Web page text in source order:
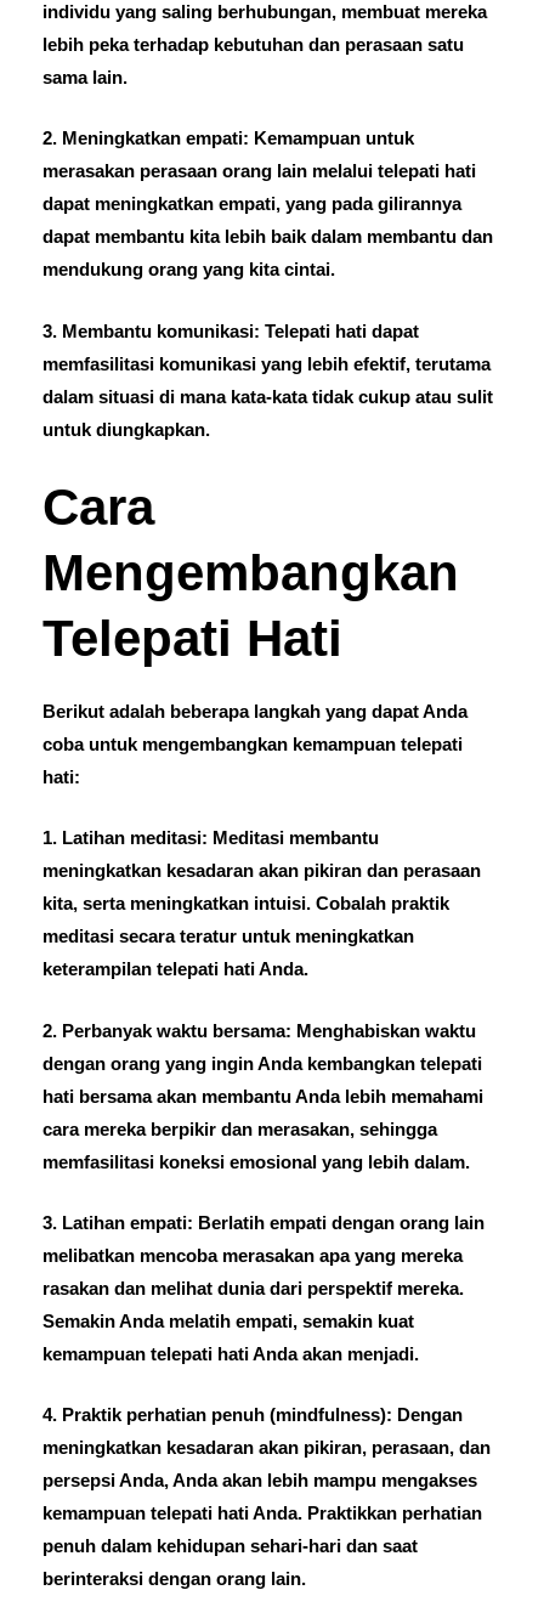
individu yang saling berhubungan, membuat mereka
lebih peka terhadap kebutuhan dan perasaan satu
sama lain.
2. Meningkatkan empati: Kemampuan untuk
merasakan perasaan orang lain melalui telepati hati
dapat meningkatkan empati, yang pada gilirannya
dapat membantu kita lebih baik dalam membantu dan
mendukung orang yang kita cintai.
3. Membantu komunikasi: Telepati hati dapat
memfasilitasi komunikasi yang lebih efektif, terutama
dalam situasi di mana kata-kata tidak cukup atau sulit
untuk diungkapkan.
Cara
Mengembangkan
Telepati Hati
Berikut adalah beberapa langkah yang dapat Anda
coba untuk mengembangkan kemampuan telepati
hati:
1. Latihan meditasi: Meditasi membantu
meningkatkan kesadaran akan pikiran dan perasaan
kita, serta meningkatkan intuisi. Cobalah praktik
meditasi secara teratur untuk meningkatkan
keterampilan telepati hati Anda.
2. Perbanyak waktu bersama: Menghabiskan waktu
dengan orang yang ingin Anda kembangkan telepati
hati bersama akan membantu Anda lebih memahami
cara mereka berpikir dan merasakan, sehingga
memfasilitasi koneksi emosional yang lebih dalam.
3. Latihan empati: Berlatih empati dengan orang lain
melibatkan mencoba merasakan apa yang mereka
rasakan dan melihat dunia dari perspektif mereka.
Semakin Anda melatih empati, semakin kuat
kemampuan telepati hati Anda akan menjadi.
4. Praktik perhatian penuh (mindfulness): Dengan
meningkatkan kesadaran akan pikiran, perasaan, dan
persepsi Anda, Anda akan lebih mampu mengakses
kemampuan telepati hati Anda. Praktikkan perhatian
penuh dalam kehidupan sehari-hari dan saat
berinteraksi dengan orang lain.